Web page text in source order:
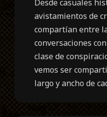
Desde casuales
avistamientos de
compartían entre
conversaciones
clase de
vemos ser
largo y ancho de